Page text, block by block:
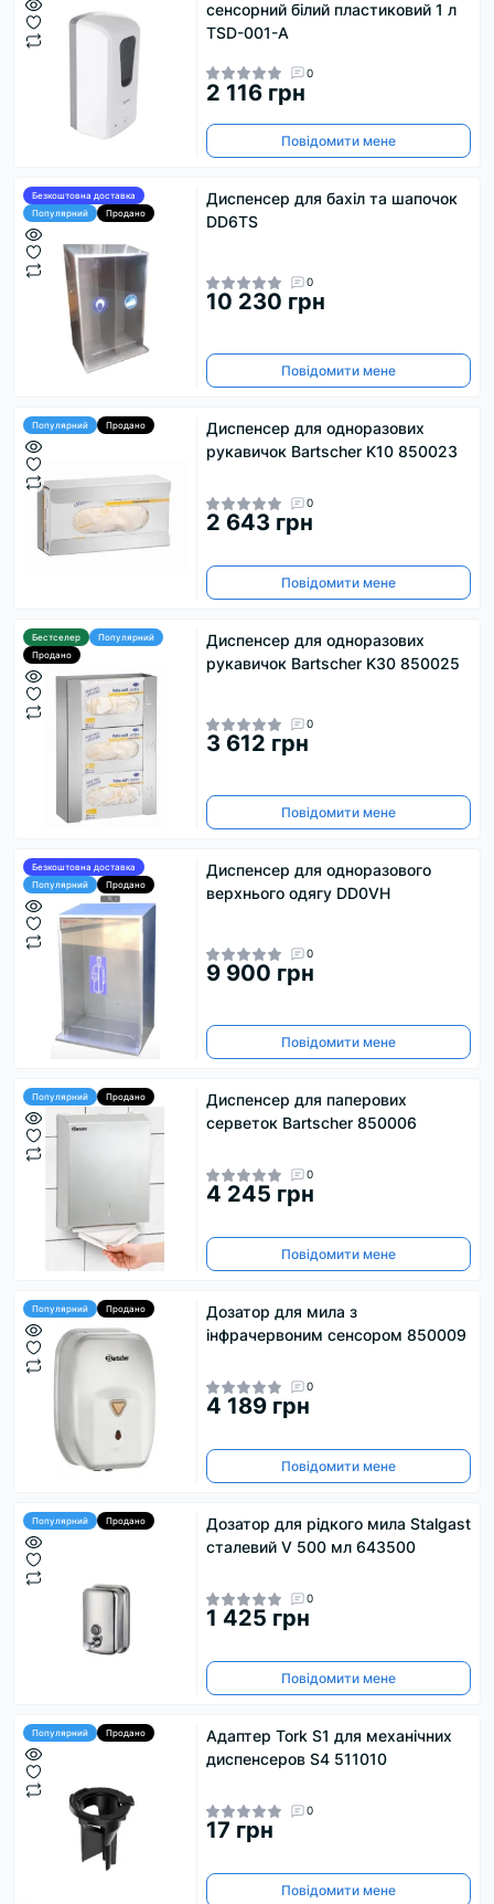
сенсорний білий пластиковий 1 л
TSD-001-A
0
2 116 грн
Повідомити мене
Безкоштовна доставка
Популярний
Продано
Диспенсер для бахіл та шапочок
DD6TS
0
10 230 грн
Повідомити мене
Популярний Продано
Диспенсер для одноразових
рукавичок Bartscher K10 850023
0
2 643 грн
Повідомити мене
Бестселер
Популярний
Продано
Диспенсер для одноразових
рукавичок Bartscher K30 850025
0
3 612 грн
Повідомити мене
Безкоштовна доставка
Популярний
Продано
Диспенсер для одноразового
верхнього одягу DD0VH
0
9 900 грн
Повідомити мене
Популярний Продано
Диспенсер для паперових
серветок Bartscher 850006
0
4 245 грн
Повідомити мене
Популярний Продано
Дозатор для мила з
інфрачервоним сенсором 850009
0
4 189 грн
Повідомити мене
Популярний Продано
Дозатор для рідкого мила Stalgast
сталевий V 500 мл 643500
0
1 425 грн
Повідомити мене
Популярний Продано
Адаптер Tork S1 для механічних
диспенсеров S4 511010
0
17 грн
Повідомити мене